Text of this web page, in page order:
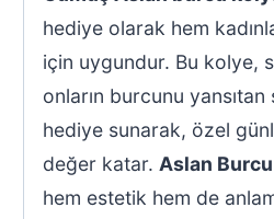
hediye olarak hem
için uygundur. Bu kolye,
onların burcunu yansıtan
hediye sunarak, özel
değer katar.Aslan
hem estetik hem de